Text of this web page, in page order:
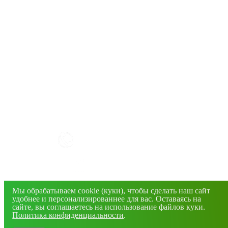
г. Брянск, ул. Фосфоритная, 1В
© 2026 Все права защищены. Информация сайта
Мы обрабатываем cookie (куки), чтобы сделать наш сайт
удобнее и персонализированнее для вас. Оставаясь на
сайте, вы соглашаетесь на использование файлов куки.
Политика конфиденциальности.